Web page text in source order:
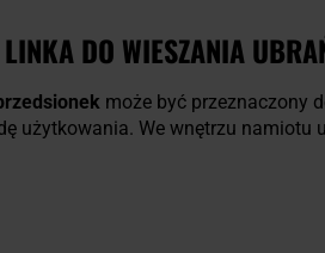
DO WIESZANIA
może być przeznaczony
użytkowania. We wnętrzu namiotu